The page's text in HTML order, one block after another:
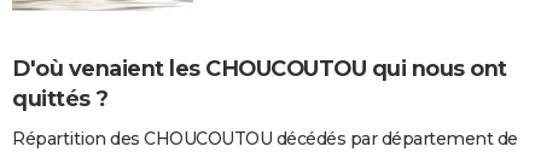
D'où venaient les CHOUCOUTOU qui nous ont
quittés ?
Répartition des CHOUCOUTOU décédés par département de